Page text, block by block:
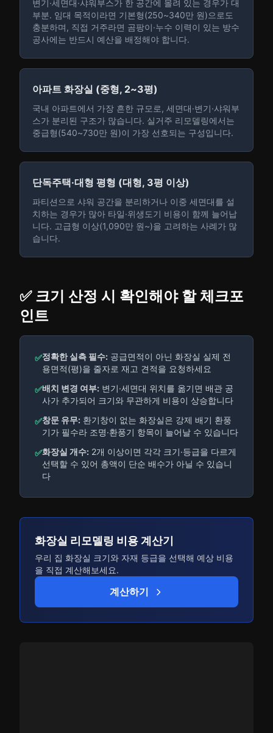
변기·세면대·샤워부스가 한 공간에 몰려 있는 경우가 대
부분. 임대 목적이라면 기본형(250~340만 원)으로도
충분하며, 직접 거주라면 곰팡이·누수 이력이 있는 방수
공사에는 반드시 예산을 배정해야 합니다.
아파트 화장실 (중형, 2~3평)
국내 아파트에서 가장 흔한 규모로, 세면대·변기·샤워부
스가 분리된 구조가 많습니다. 실거주 리모델링에서는
중급형(540~730만 원)이 가장 선호되는 구성입니다.
단독주택·대형 평형 (대형, 3평 이상)
파티션으로 샤워 공간을 분리하거나 이중 세면대를 설
치하는 경우가 많아 타일·위생도기 비용이 함께 늘어납
니다. 고급형 이상(1,090만 원~)을 고려하는 사례가 많
습니다.
✅ 크기 산정 시 확인해야 할 체크포
인트
✅정확한 실측 필수: 공급면적이 아닌 화장실 실제 전
용면적(평)을 줄자로 재고 견적을 요청하세요
✅배치 변경 여부: 변기·세면대 위치를 옮기면 배관 공
사가 추가되어 크기와 무관하게 비용이 상승합니다
✅창문 유무: 환기창이 없는 화장실은 강제 배기 환풍
기가 필수라 조명·환풍기 항목이 늘어날 수 있습니다
✅화장실 개수: 2개 이상이면 각각 크기·등급을 다르게
선택할 수 있어 총액이 단순 배수가 아닐 수 있습니
다
화장실 리모델링 비용 계산기
우리 집 화장실 크기와 자재 등급을 선택해 예상 비용
을 직접 계산해보세요.
계산하기